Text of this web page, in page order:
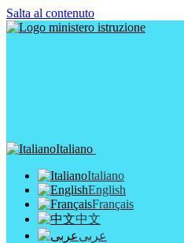
Salta al contenuto
Italiano
Italiano
English
Français
中文
عربى